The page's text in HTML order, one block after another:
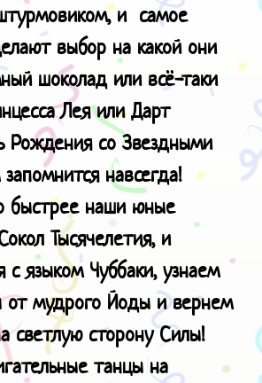
и самое
выбор на какой они
шоколад или всё-таки
Лея или Дарт
Рождения со Звездными
навсегда!
быстрее наши юные
Тысячелетия, и
с языком Чуббаки, узнаем
от мудрого Йоды и вернем
светлую сторону Силы!
танцы на